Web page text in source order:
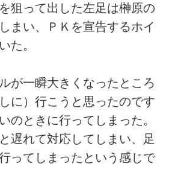
狙って出した左足は榊原の
まい、ＰＫを宣告するホイ
た。
が一瞬大きくなったところ
に）行こうと思ったのです
のときに行ってしまった。
遅れて対応してしまい、足
ってしまったという感じで